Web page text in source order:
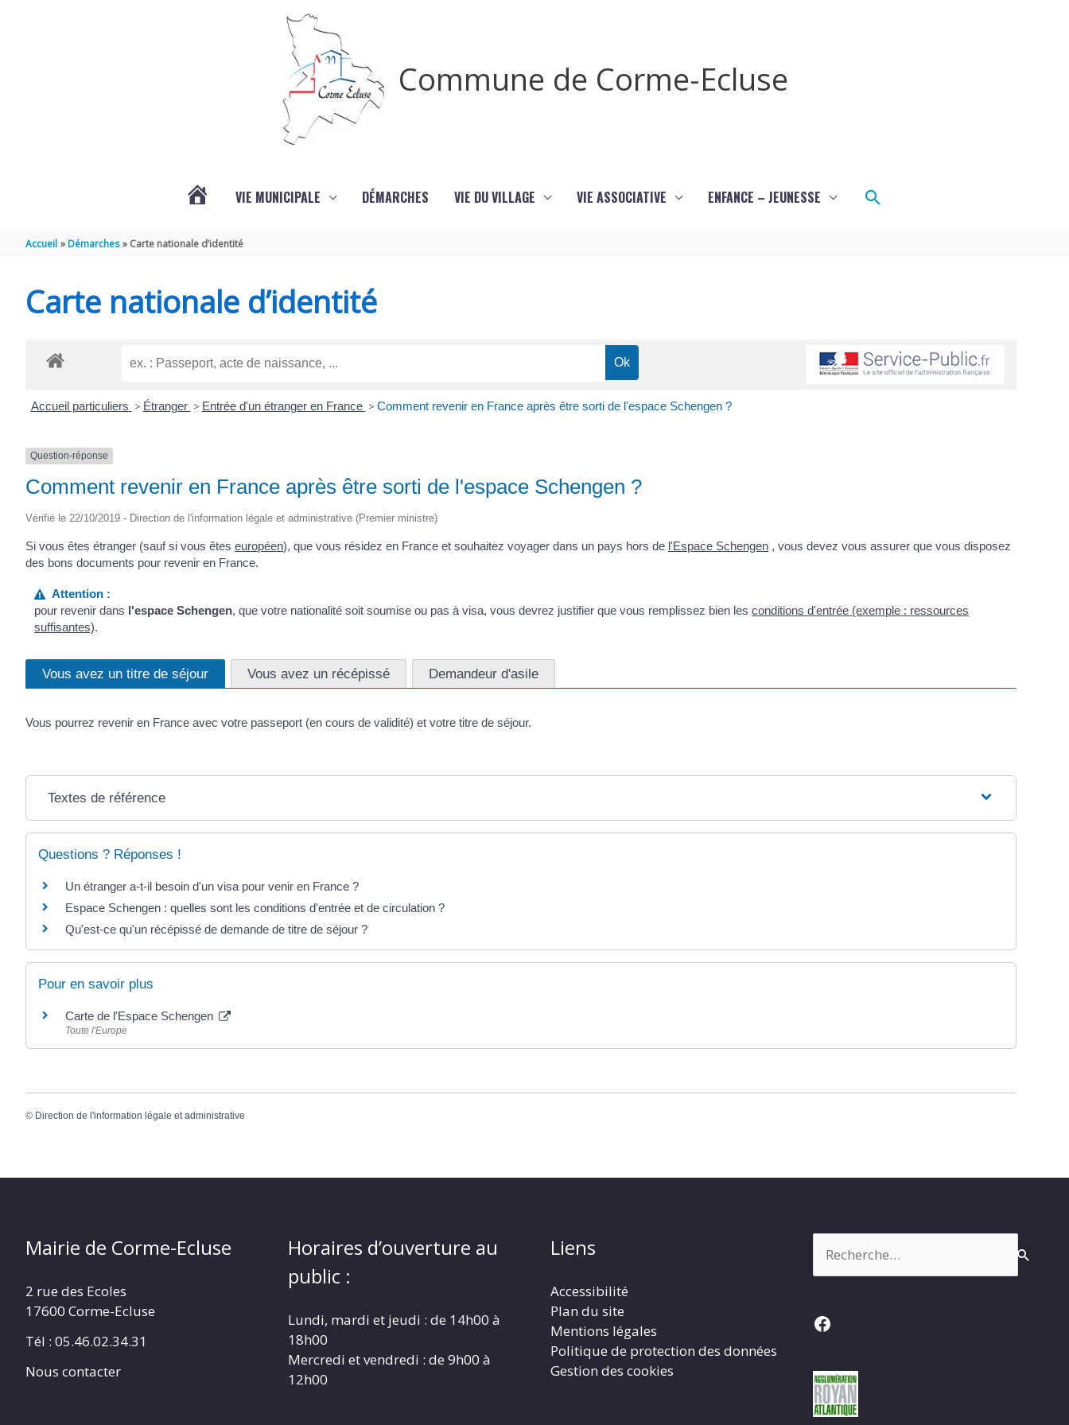
Commune de Corme-Ecluse
VIE MUNICIPALE DÉMARCHES VIE DU VILLAGE VIE ASSOCIATIVE ENFANCE – JEUNESSE Rechercher
Accueil Démarches Carte nationale d’identité
Carte nationale d’identité
Accueil particuliers > Étranger > Entrée d'un étranger en France > Comment revenir en France après être sorti de l'espace Schengen ?
Question-réponse
Comment revenir en France après être sorti de l'espace Schengen ?
Vérifié le 22/10/2019 - Direction de l'information légale et administrative (Premier ministre)
Si vous êtes étranger (sauf si vous êtes européen), que vous résidez en France et souhaitez voyager dans un pays hors de l'Espace Schengen , vous devez vous assurer que vous disposez
des bons documents pour revenir en France.
Attention :
pour revenir dans l'espace Schengen, que votre nationalité soit soumise ou pas à visa, vous devrez justifier que vous remplissez bien lesconditions d'entrée (exemple : ressources
suffisantes).
Vous avez un titre de séjour Vous avez un récépissé Demandeur d'asile
Vous pourrez revenir en France avec votre passeport (en cours de validité) et votre titre de séjour.
Textes de référence
Questions ? Réponses !
Un étranger a-t-il besoin d'un visa pour venir en France ?
Espace Schengen : quelles sont les conditions d'entrée et de circulation ?
Qu'est-ce qu'un récépissé de demande de titre de séjour ?
Pour en savoir plus
Carte de l'Espace Schengen
Toute l'Europe
© Direction de l'information légale et administrative
Mairie de Corme-Ecluse
2 rue des Ecoles
17600 Corme-Ecluse
Tél : 05.46.02.34.31
Nous contacter
Horaires d’ouverture au
public :
Lundi, mardi et jeudi : de 14h00 à
18h00
Mercredi et vendredi : de 9h00 à
12h00
Liens
Accessibilité
Plan du site
Mentions légales
Politique de protection des données
Gestion des cookies
Facebook